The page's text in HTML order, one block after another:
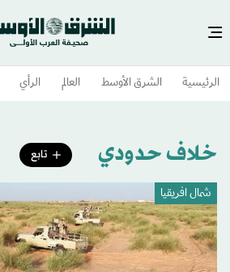
الرئيسية الشرق الأوسط​ العالم الرأي
خلاف حدودي تابع
شمال افريقيا